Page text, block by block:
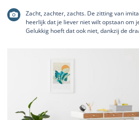
Zacht, zachter, zachts. De zitting van
heerlijk dat je liever niet wilt opstaan om
Gelukkig hoeft dat ook niet, dankzij de